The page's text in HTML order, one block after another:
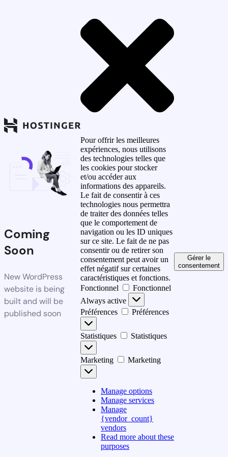
Coming
Soon
New WordPress
website is being
built and will be
published soon
Pour offrir les meilleures
expériences, nous utilisons
des technologies telles que
les cookies pour stocker
et/ou accéder aux
informations des appareils.
Le fait de consentir à ces
technologies nous permettra
de traiter des données telles
que le comportement de
navigation ou les ID uniques
sur ce site. Le fait de ne pas
consentir ou de retirer son
consentement peut avoir un
effet négatif sur certaines
caractéristiques et fonctions.
Fonctionnel
Fonctionnel
Always active
Préférences
Préférences
Statistiques Statistiques
Marketing Marketing
Manage options
Manage services
Manage
{vendor_count}
vendors
Read more about these
purposes
Gérer le
consentement